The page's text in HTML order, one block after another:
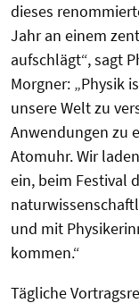
dieses
Jahr an einem
aufschlägt“, sagt
Morgner: „Physik
unsere Welt zu
Anwendungen zu
Atomuhr. Wir
ein, beim Festival
und mit
kommen.“
Tägliche